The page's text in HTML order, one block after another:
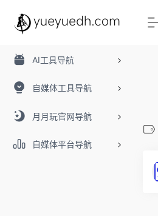
AI工具导航
自媒体工具导航
月月玩官网导航
自媒体平台导航